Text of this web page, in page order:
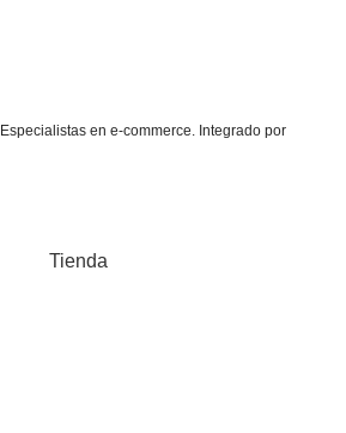
. Especialistas en e-commerce. Integrado por
Tienda